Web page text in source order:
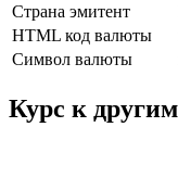
Страна эмитент
HTML код валюты
Символ валюты
Курс к